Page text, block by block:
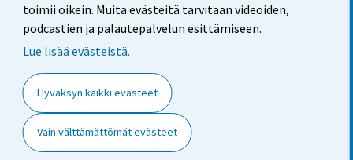
toimii oikein. Muita evästeitä tarvitaan videoiden,
podcastien ja palautepalvelun esittämiseen.
Lue lisää evästeistä.
Hyväksyn kaikki evästeet
Vain välttämättömät evästeet
Käyttöehdot
Saavutettavuus
Tietoa sivustosta
Evästeasetukset